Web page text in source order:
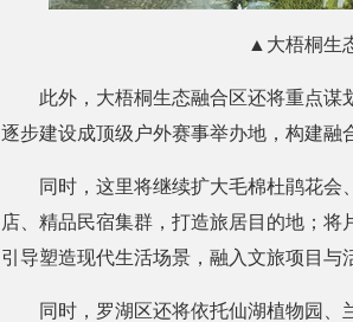
▲大梧桐生
此外，大梧桐生态融合区还将重点谋
逐步建设成顶级户外赛事举办地，构建融
同时，这里将继续扩大毛棉杜鹃花
店、精品民宿集群，打造旅居目的地；将
引导塑造现代生活场景，融入文旅项目与
同时，罗湖区还将依托仙湖植物园